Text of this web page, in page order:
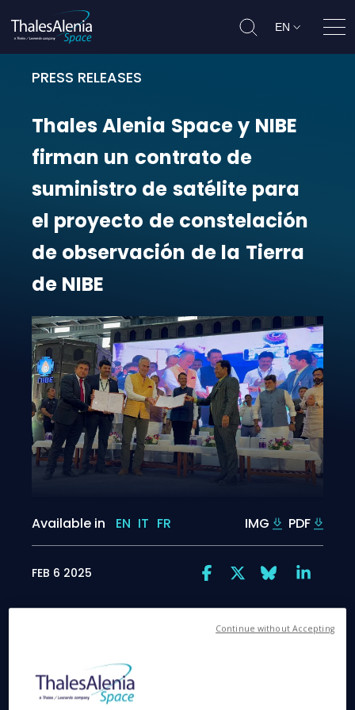
EN
PRESS RELEASES
Thales Alenia Space y NIBE
ThalesAlenia Spacey NIBE
firman un contrato de
suministro de satélite para
el proyecto de constelación
de observación de la Tierra
de NIBE
Available in EN IT FR IMG PDF
FEB 6 2025
Con este primer contrato de suministro de satélite,
NIBE aspira a lanzar su primer satélite óptico de alta
resolución en 2025
Continue without Accepting